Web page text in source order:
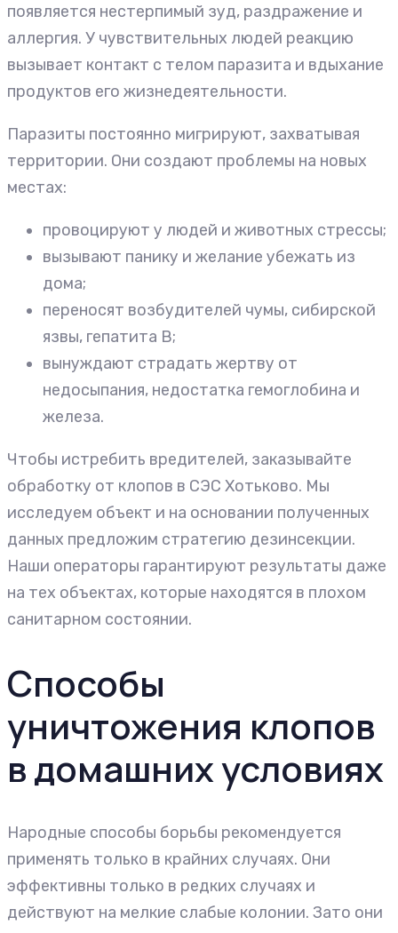
появляется нестерпимый зуд, раздражение и
аллергия. У чувствительных людей реакцию
вызывает контакт с телом паразита и вдыхание
продуктов его жизнедеятельности.
Паразиты постоянно мигрируют, захватывая
территории. Они создают проблемы на новых
местах:
провоцируют у людей и животных стрессы;
вызывают панику и желание убежать из
дома;
переносят возбудителей чумы, сибирской
язвы, гепатита В;
вынуждают страдать жертву от
недосыпания, недостатка гемоглобина и
железа.
Чтобы истребить вредителей, заказывайте
обработку от клопов в СЭС Хотьково. Мы
исследуем объект и на основании полученных
данных предложим стратегию дезинсекции.
Наши операторы гарантируют результаты даже
на тех объектах, которые находятся в плохом
санитарном состоянии.
Способы
уничтожения клопов
в домашних условиях
Народные способы борьбы рекомендуется
применять только в крайних случаях. Они
эффективны только в редких случаях и
действуют на мелкие слабые колонии. Зато они